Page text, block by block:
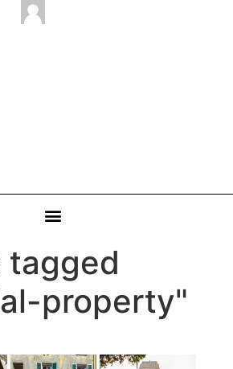
tagged
property"